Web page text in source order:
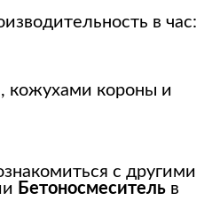
в час:
кожухами короны и
с другими
Бетоносмесительв